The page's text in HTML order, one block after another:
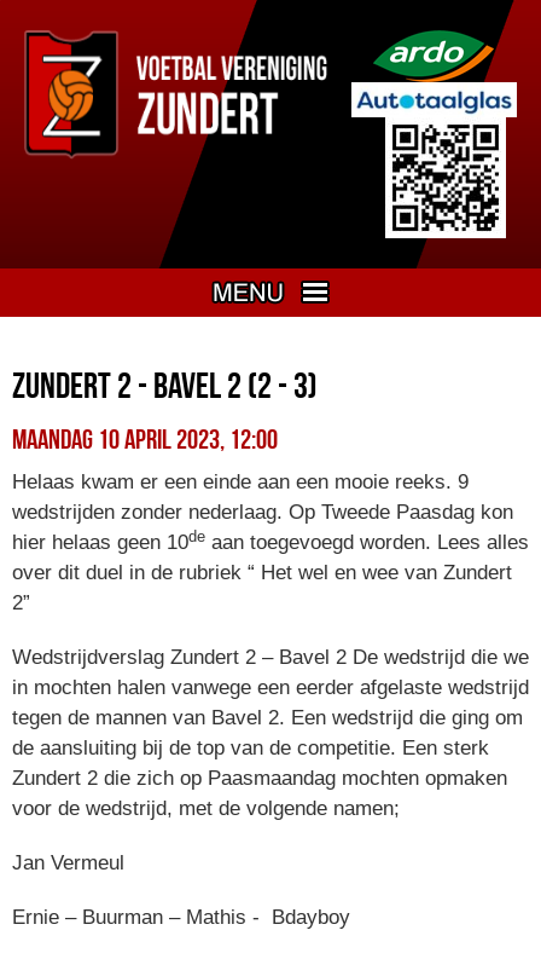
Zundert 2 - Bavel 2 (2 - 3)
maandag 10 april 2023, 12:00
Helaas kwam er een einde aan een mooie reeks. 9
wedstrijden zonder nederlaag. Op Tweede Paasdag kon
hier helaas geen 10de aan toegevoegd worden. Lees alles
over dit duel in de rubriek “ Het wel en wee van Zundert
2”
Wedstrijdverslag Zundert 2 – Bavel 2 De wedstrijd die we
in mochten halen vanwege een eerder afgelaste wedstrijd
tegen de mannen van Bavel 2. Een wedstrijd die ging om
de aansluiting bij de top van de competitie. Een sterk
Zundert 2 die zich op Paasmaandag mochten opmaken
voor de wedstrijd, met de volgende namen;
Jan Vermeul
Ernie – Buurman – Mathis - Bdayboy